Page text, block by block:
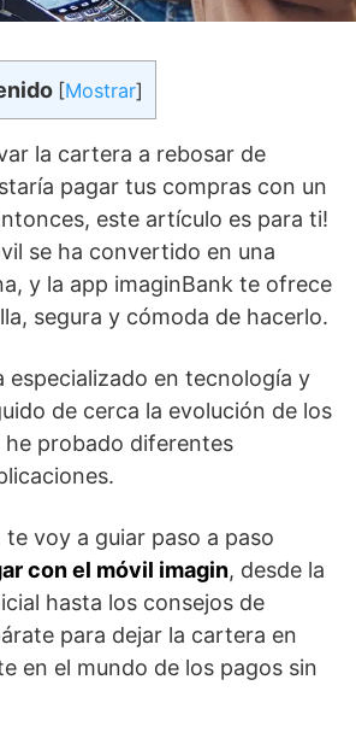
[Mostrar]
la cartera a rebosar de
pagar tus compras con un
este artículo es para ti!
se ha convertido en una
y la app imaginBank te ofrece
segura y cómoda de hacerlo.
especializado en tecnología y
de cerca la evolución de los
he probado diferentes
voy a guiar paso a paso
con el móvil imagin, desde la
hasta los consejos de
para dejar la cartera en
en el mundo de los pagos sin